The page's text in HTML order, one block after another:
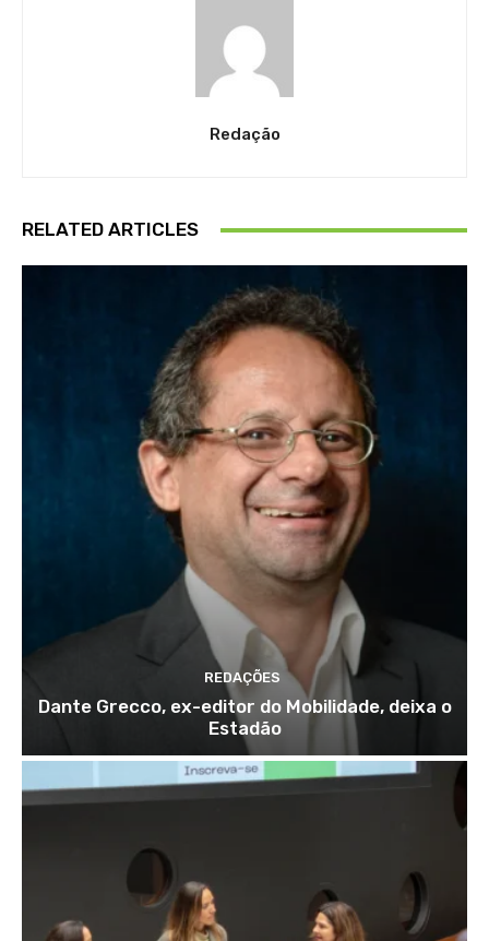
Redação
RELATED ARTICLES
REDAÇÕES
Dante Grecco, ex-editor do Mobilidade, deixa o
Estadão